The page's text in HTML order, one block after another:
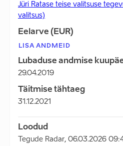
Jüri Ratase teise valitsuse
valitsus)
Eelarve (EUR)
LISA ANDMEID
Lubaduse andmise
29.04.2019
Täitmise tähtaeg
31.12.2021
Loodud
Tegude Radar, 06.03.2026